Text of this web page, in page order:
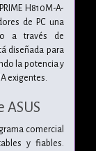
H810M-A-
de PC una
a través de
diseñada para
la potencia y
exigentes.
comercial
y fiables.